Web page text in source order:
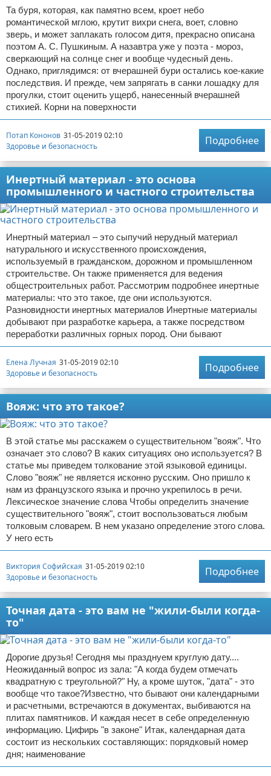
Та буря, которая, как памятно всем, кроет небо
романтической мглою, крутит вихри снега, воет, словно
зверь, и может заплакать голосом дитя, прекрасно описана
поэтом А. С. Пушкиным. А назавтра уже у поэта - мороз,
сверкающий на солнце снег и вообще чудесный день.
Однако, приглядимся: от вчерашней бури остались кое-какие
последствия. И прежде, чем запрягать в санки лошадку для
прогулки, стоит оценить ущерб, нанесенный вчерашней
стихией. Корни на поверхности
Потап Кононов 31-05-2019 02:10
Здоровье и безопасность
Подробнее
Инертный материал - это основа
промышленного и частного строительства
Инертный материал – это сыпучий нерудный материал
натурального и искусственного происхождения,
используемый в гражданском, дорожном и промышленном
строительстве. Он также применяется для ведения
общестроительных работ. Рассмотрим подробнее инертные
материалы: что это такое, где они используются.
Разновидности инертных материалов Инертные материалы
добывают при разработке карьера, а также посредством
переработки различных горных пород. Они бывают
Елена Лучная 31-05-2019 02:10
Здоровье и безопасность
Подробнее
Вояж: что это такое?
В этой статье мы расскажем о существительном "вояж". Что
означает это слово? В каких ситуациях оно используется? В
статье мы приведем толкование этой языковой единицы.
Слово "вояж" не является исконно русским. Оно пришло к
нам из французского языка и прочно укрепилось в речи.
Лексическое значение слова Чтобы определить значение
существительного "вояж", стоит воспользоваться любым
толковым словарем. В нем указано определение этого слова.
У него есть
Виктория Софийская 31-05-2019 02:10
Здоровье и безопасность
Подробнее
Точная дата - это вам не "жили-были когда-
то"
Дорогие друзья! Сегодня мы празднуем круглую дату....
Неожиданный вопрос из зала: "А когда будем отмечать
квадратную с треугольной?" Ну, а кроме шуток, "дата" - это
вообще что такое?Известно, что бывают они календарными
и расчетными, встречаются в документах, выбиваются на
плитах памятников. И каждая несет в себе определенную
информацию. Цифирь "в законе" Итак, календарная дата
состоит из нескольких составляющих: порядковый номер
дня; наименование